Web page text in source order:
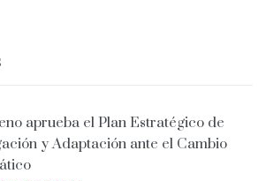
aprueba el Plan Estratégico de
y Adaptación ante el Cambio